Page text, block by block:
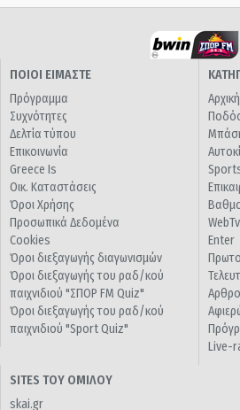
ΠΟΙΟΙ ΕΙΜΑΣΤΕ
Πρόγραμμα
Συχνότητες
Δελτία τύπου
Επικοινωνία
Greece Is
Οικ. Καταστάσεις
Όροι Χρήσης
Προσωπικά Δεδομένα
Cookies
Όροι διεξαγωγής διαγωνισμών
Όροι διεξαγωγής του ραδ/κού
παιχνιδιού "ΣΠΟΡ FM Quiz"
Όροι διεξαγωγής του ραδ/κού
παιχνιδιού "Sport Quiz"
Αρχική
WebTv
Enter
Live-
SITES ΤΟΥ ΟΜΙΛΟΥ
skai.gr